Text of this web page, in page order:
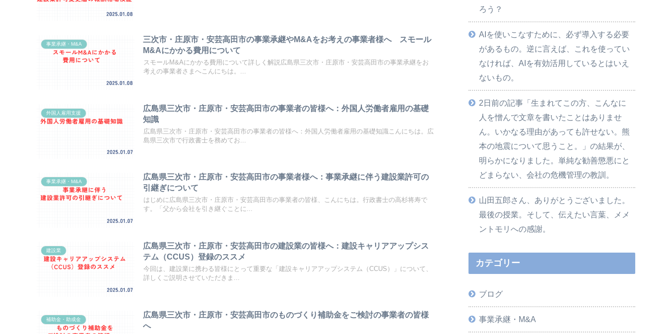
事業承継・M&A
三次市・庄原市・安芸高田市の事業承継やM&Aをお考えの事業者様へ スモール
M&Aにかかる費用について
スモールM&Aにかかる費用について詳しく解説広島県三次市・庄原市・安芸高田市の事業承継をお
考えの事業者さまへこんにちは。...
外国人雇用支援
広島県三次市・庄原市・安芸高田市の事業者の皆様へ：外国人労働者雇用の基礎
知識
広島県三次市・庄原市・安芸高田市の事業者の皆様へ：外国人労働者雇用の基礎知識こんにちは。広
島県三次市で行政書士を務めてお...
事業承継・M&A
広島県三次市・庄原市・安芸高田市の事業者様へ：事業承継に伴う建設業許可の
引継ぎについて
はじめに広島県三次市・庄原市・安芸高田市の事業者の皆様、こんにちは。行政書士の高杉将寿で
す。「父から会社を引き継ぐことに...
建設業
広島県三次市・庄原市・安芸高田市の建設業の皆様へ：建設キャリアアップシス
テム（CCUS）登録のススメ
今回は、建設業に携わる皆様にとって重要な「建設キャリアアップシステム（CCUS）」について、
詳しくご説明させていただきま...
補助金・助成金
広島県三次市・庄原市・安芸高田市のものづくり補助金をご検討の事業者の皆様
へ
ろう？
AIを使いこなすために、必ず導入する必要
があるもの。逆に言えば、これを使ってい
なければ、AIを有効活用しているとはいえ
ないもの。
2日前の記事「生まれてこの方、こんなに
人を憎んで文章を書いたことはありませ
ん。いかなる理由があっても許せない。熊
本の地震について思うこと。」の結果が、
明らかになりました。単純な勧善懲悪にと
どまらない、会社の危機管理の教訓。
山田五郎さん、ありがとうございました。
最後の授業。そして、伝えたい言葉、メメ
ントモリへの感謝。
カテゴリー
ブログ
事業承継・M&A